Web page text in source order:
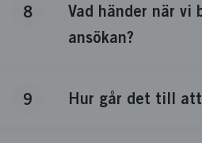
8
Vad händer när vi
ansökan?
9 Hur går det till att